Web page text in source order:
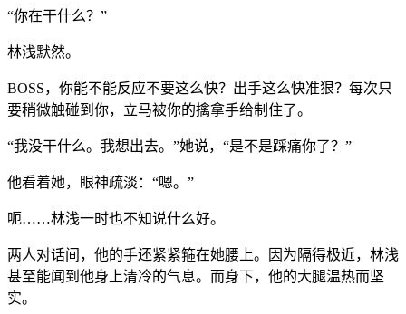
“你在干什么？”
林浅默然。
BOSS，你能不能反应不要这么快？出手这么快准狠？每次只
要稍微触碰到你，立马被你的擒拿手给制住了。
“我没干什么。我想出去。”她说，“是不是踩痛你了？”
他看着她，眼神疏淡：“嗯。”
呃……林浅一时也不知说什么好。
两人对话间，他的手还紧紧箍在她腰上。因为隔得极近，林浅
甚至能闻到他身上清冷的气息。而身下，他的大腿温热而坚
实。